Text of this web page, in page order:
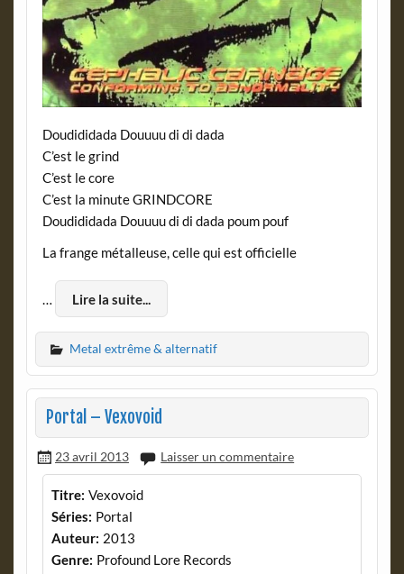
Doudididada Douuuu di di dada
C’est le grind
C’est le core
C’est la minute GRINDCORE
Doudididada Douuuu di di dada poum pouf
La frange métalleuse, celle qui est officielle
… Lire la suite...
Metal extrême & alternatif
Portal – Vexovoid
23 avril 2013 Laisser un commentaire
Titre: Vexovoid
Séries: Portal
Auteur: 2013
Genre: Profound Lore Records